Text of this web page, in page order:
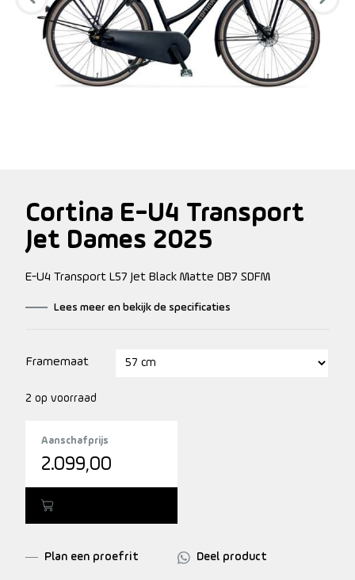
Cortina E-U4 Transport
Jet Dames 2025
E-U4 Transport L57 Jet Black Matte DB7 SDFM
Lees meer en bekijk de specificaties
Framemaat
2 op voorraad
Aanschafprijs
2.099,00
Plan een proefrit Deel product